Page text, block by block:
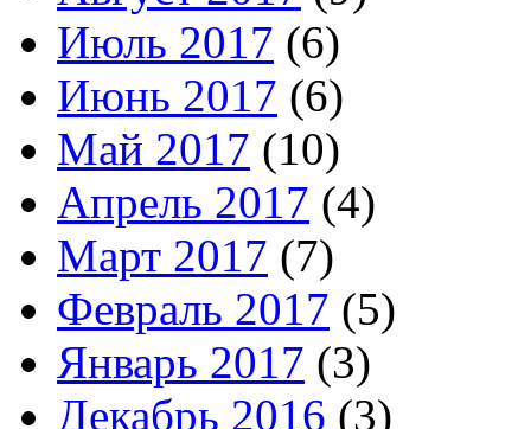
Июль 2017 (6)
Июнь 2017 (6)
Май 2017 (10)
Апрель 2017 (4)
Март 2017 (7)
Февраль 2017 (5)
Январь 2017 (3)
Декабрь 2016 (3)